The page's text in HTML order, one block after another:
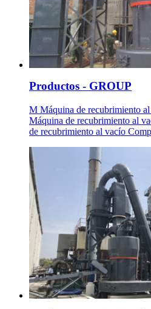
Productos - GROUP
M Máquina de recubrimiento
Máquina de recubrimiento al
de recubrimiento al vacío